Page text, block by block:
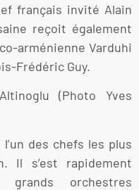
français invité Alain
reçoit également
arménienne Varduhi
Frédéric Guy.
(Photo Yves
des chefs les plus
Il s’est rapidement
orchestres